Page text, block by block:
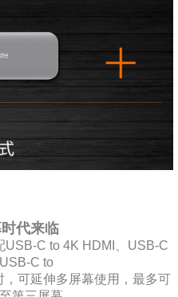
代来临
USB-C to 4K HDMI、USB-C
C to
可延伸多屏幕使用，最多可